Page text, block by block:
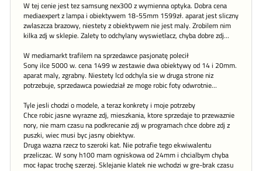
W tej cenie jest tez samsung nex300 z wymienna optyka. Dobra cena
mediaexpert z lampa i obiektywem 18-55mm 1599zł. aparat jest sliczny
zwlaszcza brazowy, niestety z obiektywem nie jest maly. Zrobilem nim
kilka zdj w sklepie. Zalety to odchylany wyswietlacz, chyba dobre zdj...
W mediamarkt trafilem na sprzedawce pasjonatę polecił
Sony ilce 5000 w. cena 1499 w zestawie dwa obiektywy od 14 i 20mm.
aparat maly, zgrabny. Niestety lcd odchyla sie w druga strone niz
potrzebuje, sprzedawca powiedział ze moge robic foty odwrotnie...
Tyle jesli chodzi o modele, a teraz konkrety i moje potrzeby
Chce robic jasne wyrazne zdj, mieszkania, ktore sprzedaje to przewaznie
nory, nie mam czasu na podkrecanie zdj w programach chce dobre zdj z
puszki, wiec musi byc jasny obiektyw.
Druga wazna rzecz to szeroki kat. Nie potrafie tego ekwiwalentu
przeliczac. W sony h100 mam ogniskowa od 24mm i chcialbym chyba
moc łapac trochę szerzej. Sklejanie klatek nie wchodzi w gre-brak czasu